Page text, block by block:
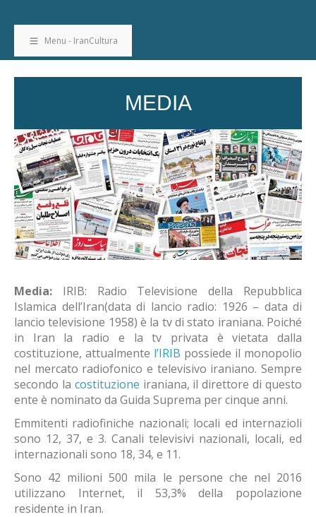
Menu - IranCultura
MEDIA
Media: IRIB: Radio Televisione della Repubblica
Islamica dell’Iran(data di lancio radio: 1926 – data di
lancio televisione 1958) è la tv di stato iraniana. Poiché
in Iran la radio e la tv privata è vietata dalla
costituzione, attualmente l’IRIB possiede il monopolio
nel mercato radiofonico e televisivo iraniano. Sempre
secondo la costituzione iraniana, il direttore di questo
ente è nominato da Guida Suprema per cinque anni.
Emmitenti radiofiniche nazionali; locali ed internazioli
sono 12, 37, e 3. Canali televisivi nazionali, locali, ed
internazionali sono 18, 34, e 11.
Sono 42 milioni 500 mila le persone che nel 2016
utilizzano Internet, il 53,3% della popolazione
residente in Iran.